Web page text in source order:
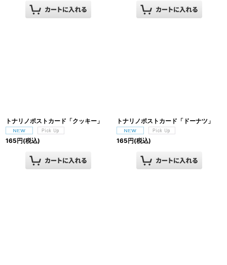
トナリノポストカード「クッキー」
165円(税込)
トナリノポストカード「ドーナツ」
165円(税込)